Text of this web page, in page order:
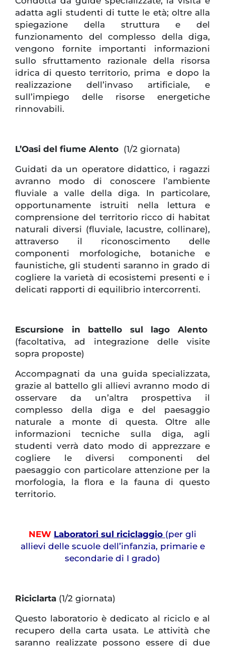
adatta agli studenti di tutte le età; oltre alla
spiegazione della struttura e del
funzionamento del complesso della diga,
vengono fornite importanti informazioni
sullo sfruttamento razionale della risorsa
idrica di questo territorio, prima e dopo la
realizzazione dell’invaso artificiale, e
sull’impiego delle risorse energetiche
rinnovabili.
L’Oasi del fiume Alento (1/2 giornata)
Guidati da un operatore didattico, i ragazzi
avranno modo di conoscere l’ambiente
fluviale a valle della diga. In particolare,
opportunamente istruiti nella lettura e
comprensione del territorio ricco di habitat
naturali diversi (fluviale, lacustre, collinare),
attraverso il riconoscimento delle
componenti morfologiche, botaniche e
faunistiche, gli studenti saranno in grado di
cogliere la varietà di ecosistemi presenti e i
delicati rapporti di equilibrio intercorrenti.
Escursione in battello sul lago Alento
(facoltativa, ad integrazione delle visite
sopra proposte)
Accompagnati da una guida specializzata,
grazie al battello gli allievi avranno modo di
osservare da un’altra prospettiva il
complesso della diga e del paesaggio
naturale a monte di questa. Oltre alle
informazioni tecniche sulla diga, agli
studenti verrà dato modo di apprezzare e
cogliere le diversi componenti del
paesaggio con particolare attenzione per la
morfologia, la flora e la fauna di questo
territorio.
NEW Laboratori sul riciclaggio (per gli
allievi delle scuole dell’infanzia, primarie e
secondarie di I grado)
Riciclarta (1/2 giornata)
Questo laboratorio è dedicato al riciclo e al
recupero della carta usata. Le attività che
saranno realizzate possono essere di due